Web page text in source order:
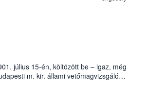
július 15-én, költözött be – igaz, még
m. kir. állami vetőmagvizsgáló
15. szám alatti, Czigler Győző által